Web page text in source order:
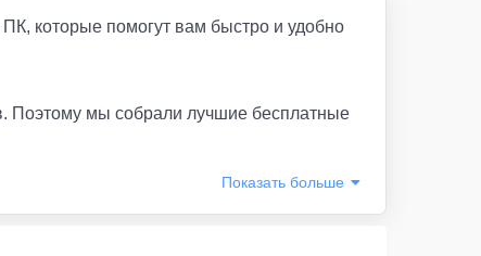
которые помогут вам быстро и удобно
Поэтому мы собрали лучшие бесплатные
Показать больше